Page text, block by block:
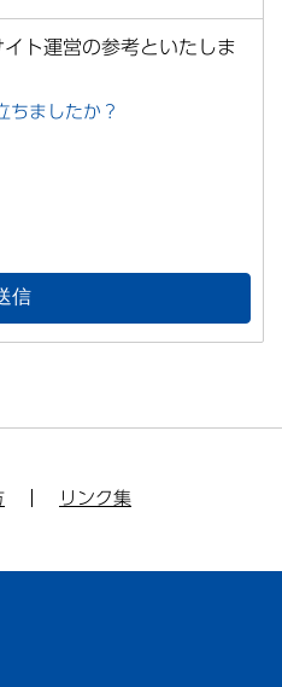
ト運営の参考といたしま
ちましたか？
リンク集